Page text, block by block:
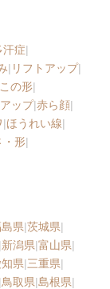
汗症|
| リフトアップ|
の形|
ップ|赤ら顔|
|ほうれい線|
・形|
県|茨城県|
|新潟県|富山県|
県|三重県|
|鳥取県|島根県|